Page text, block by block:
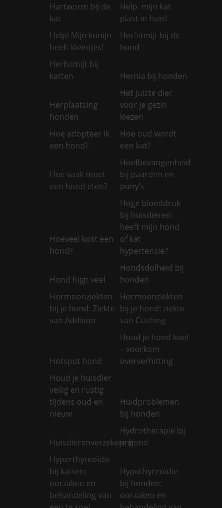
Hartworm bij de
kat
Help, mijn kat
plast in huis!
Help! Mijn konijn
heeft kleintjes!
Herfstmijt bij de
hond
Herfstmijt bij
katten
Hernia bij honden
Herplaatsing
honden
Het juiste dier
voor je gezin
kiezen
Hoe adopteer ik
een hond?
Hoe oud wordt
een kat?
Hoe vaak moet
een hond eten?
Hoefbevangenheid
bij paarden en
pony’s
Hoeveel kost een
hond?
Hoge bloeddruk
bij huisdieren:
heeft mijn hond
of kat
hypertensie?
Hond hijgt veel
Hondsdolheid bij
honden
Hormoonziekten
bij je hond: Ziekte
van Addison
Hormoonziekten
bij je hond: ziekte
van Cushing
Hotspot hond
Houd je hond koel
– voorkom
oververhitting
Houd je huisdier
veilig en rustig
tijdens oud en
nieuw
Huidproblemen
bij honden
Huisdierenverzekering
Hydrotherapie bij
je hond
Hyperthyreoïdie
bij katten:
oorzaken en
behandeling van
Hypothyreoïdie
bij honden:
oorzaken en